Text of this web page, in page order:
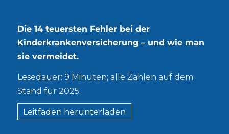
Die 14 teuersten Fehler bei der
Kinderkrankenversicherung – und wie man
sie vermeidet.
Lesedauer: 9 Minuten; alle Zahlen auf dem
Stand für 2025.
Leitfaden herunterladen